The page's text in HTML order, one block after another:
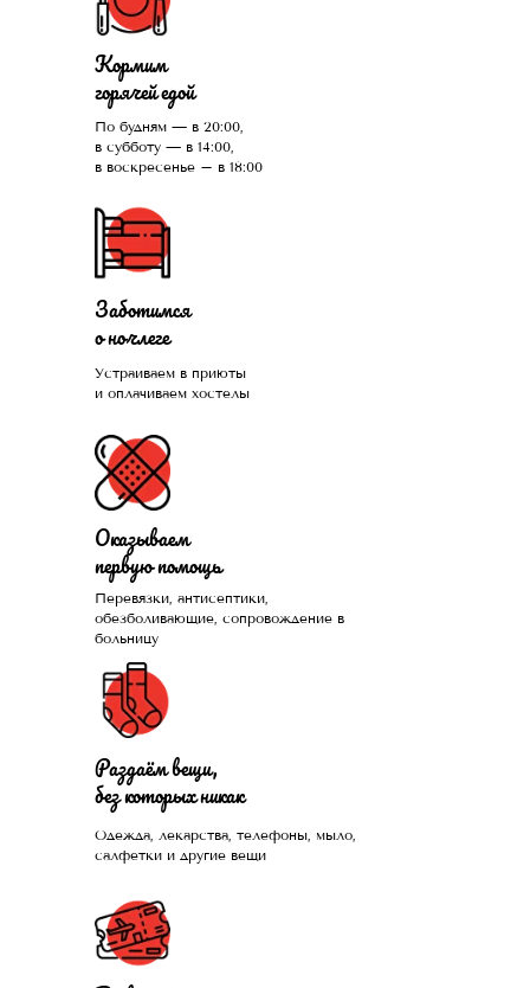
По будням — в 20:00,
в субботу — в 14:00,
в воскресенье – в 18:00
Устраиваем в приюты
и оплачиваем хостелы
Перевязки, антисептики,
обезболивающие, сопровождение в
больницу
Кормим
горячей едой
Заботимся
о ночлеге
Оказываем
первую помощь
Одежда, лекарства, телефоны, мыло,
салфетки и другие вещи
Раздаём вещи,
без которых никак
Помогли больше, чем
1300 нуждающихся и
продолжаем это
делать каждый день
ПРИСОЕДИНИТЬСЯ